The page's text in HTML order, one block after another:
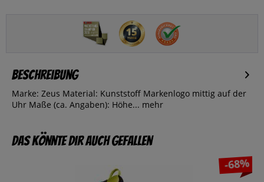
Beschreibung
Marke: Zeus Material: Kunststoff Markenlogo mittig auf der
Uhr Maße (ca. Angaben): Höhe... mehr
Das könnte dir auch gefallen
-68%